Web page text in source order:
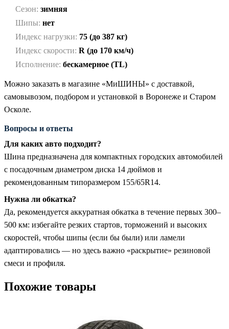
Сезон: зимняя
Шипы: нет
Индекс нагрузки: 75 (до 387 кг)
Индекс скорости: R (до 170 км/ч)
Исполнение: бескамерное (TL)
Можно заказать в магазине «МиШИНЫ» с доставкой,
самовывозом, подбором и установкой в Воронеже и Старом
Осколе.
Вопросы и ответы
Для каких авто подходит?
Шина предназначена для компактных городских автомобилей
с посадочным диаметром диска 14 дюймов и
рекомендованным типоразмером 155/65R14.
Нужна ли обкатка?
Да, рекомендуется аккуратная обкатка в течение первых 300–
500 км: избегайте резких стартов, торможений и высоких
скоростей, чтобы шипы (если бы были) или ламели
адаптировались — но здесь важно «раскрытие» резиновой
смеси и профиля.
Похожие товары